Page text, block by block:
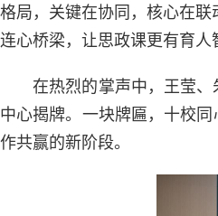
格局，关键在协同，核心在
连心桥梁，让思政课更有育人
在热烈的掌声中，王莹
中心揭牌。一块牌匾，十校
作共赢的新阶段。